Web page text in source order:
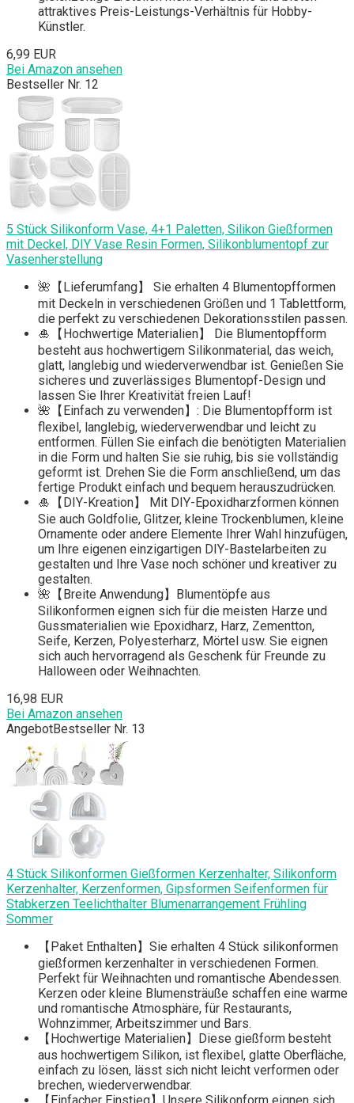
attraktives Preis-Leistungs-Verhältnis für Hobby-
Künstler.
6,99 EUR
Bei Amazon ansehen
Bestseller Nr. 12
5 Stück Silikonform Vase, 4+1 Paletten, Silikon Gießformen
mit Deckel, DIY Vase Resin Formen, Silikonblumentopf zur
Vasenherstellung
🌺【Lieferumfang】 Sie erhalten 4 Blumentopfformen
mit Deckeln in verschiedenen Größen und 1 Tablettform,
die perfekt zu verschiedenen Dekorationsstilen passen.
🎍【Hochwertige Materialien】 Die Blumentopfform
besteht aus hochwertigem Silikonmaterial, das weich,
glatt, langlebig und wiederverwendbar ist. Genießen Sie
sicheres und zuverlässiges Blumentopf-Design und
lassen Sie Ihrer Kreativität freien Lauf!
🌺【Einfach zu verwenden】: Die Blumentopfform ist
flexibel, langlebig, wiederverwendbar und leicht zu
entformen. Füllen Sie einfach die benötigten Materialien
in die Form und halten Sie sie ruhig, bis sie vollständig
geformt ist. Drehen Sie die Form anschließend, um das
fertige Produkt einfach und bequem herauszudrücken.
🎍【DIY-Kreation】 Mit DIY-Epoxidharzformen können
Sie auch Goldfolie, Glitzer, kleine Trockenblumen, kleine
Ornamente oder andere Elemente Ihrer Wahl hinzufügen,
um Ihre eigenen einzigartigen DIY-Bastelarbeiten zu
gestalten und Ihre Vase noch schöner und kreativer zu
gestalten.
🌺【Breite Anwendung】Blumentöpfe aus
Silikonformen eignen sich für die meisten Harze und
Gussmaterialien wie Epoxidharz, Harz, Zementton,
Seife, Kerzen, Polyesterharz, Mörtel usw. Sie eignen
sich auch hervorragend als Geschenk für Freunde zu
Halloween oder Weihnachten.
16,98 EUR
Bei Amazon ansehen
AngebotBestseller Nr. 13
4 Stück Silikonformen Gießformen Kerzenhalter, Silikonform
Kerzenhalter, Kerzenformen, Gipsformen Seifenformen für
Stabkerzen Teelichthalter Blumenarrangement Frühling
Sommer
【Paket Enthalten】Sie erhalten 4 Stück silikonformen
gießformen kerzenhalter in verschiedenen Formen.
Perfekt für Weihnachten und romantische Abendessen.
Kerzen oder kleine Blumensträuße schaffen eine warme
und romantische Atmosphäre, für Restaurants,
Wohnzimmer, Arbeitszimmer und Bars.
【Hochwertige Materialien】Diese gießform besteht
aus hochwertigem Silikon, ist flexibel, glatte Oberfläche,
einfach zu lösen, lässt sich nicht leicht verformen oder
brechen, wiederverwendbar.